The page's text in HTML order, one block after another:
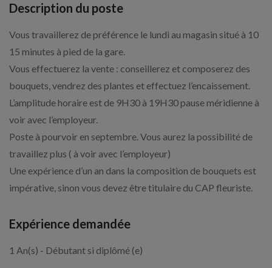
Description du poste
Vous travaillerez de préférence le lundi au magasin situé à 10
15 minutes à pied de la gare.
Vous effectuerez la vente : conseillerez et composerez des
bouquets, vendrez des plantes et effectuez l’encaissement.
L’amplitude horaire est de 9H30 à 19H30 pause méridienne à
voir avec l’employeur.
Poste à pourvoir en septembre. Vous aurez la possibilité de
travaillez plus ( à voir avec l’employeur)
Une expérience d’un an dans la composition de bouquets est
impérative, sinon vous devez être titulaire du CAP fleuriste.
Expérience demandée
1 An(s) - Débutant si diplômé (e)